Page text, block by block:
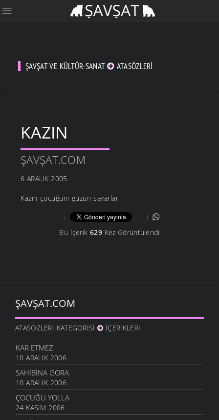
ŞAVŞAT VE KÜLTÜR-SANAT ATASÖZLERI
KAZIN
ŞAVŞAT.COM
6 ARALIK 2005
Kazın çocuğuni güzun sayarlar
Bu İçerik 629Kez Görüntülendi
ŞAVŞAT.COM
ATASÖZLERI KATEGORISI İÇERIKLERI
KAR ETMEZ
10 ARALIK 2006
SAHIBINA GORA
10 ARALIK 2006
ÇOCUĞU YOLLA
24 KASIM 2006